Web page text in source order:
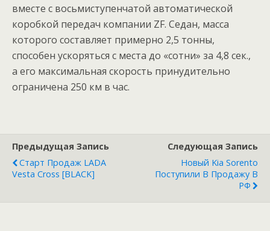
вместе с восьмиступенчатой автоматической
коробкой передач компании ZF. Седан, масса
которого составляет примерно 2,5 тонны,
способен ускоряться с места до «сотни» за 4,8 сек.,
а его максимальная скорость принудительно
ограничена 250 км в час.
Предыдущая Запись
Старт Продаж LADA
Vesta Cross [BLACK]
Следующая Запись
Новый Kia Sorento
Поступили В Продажу В
РФ